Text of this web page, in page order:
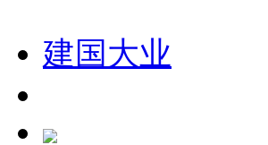
建国大业